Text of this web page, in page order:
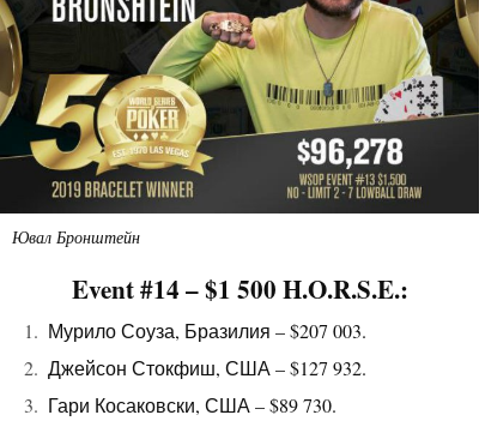
Ювал Бронштейн
Event #14 – $1 500 H.O.R.S.E.:
Мурило Соуза, Бразилия – $207 003.
Джейсон Стокфиш, США – $127 932.
Гари Косаковски, США – $89 730.